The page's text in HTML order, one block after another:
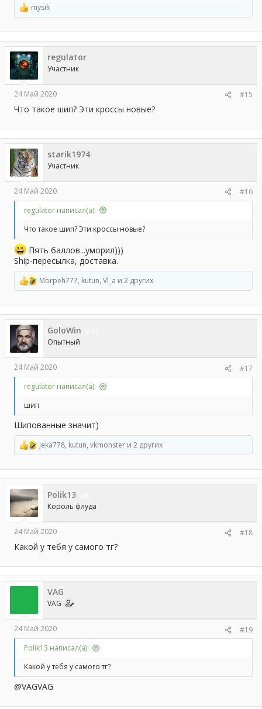
Р
е
а
к
ц
и
и
:
mysik
regulator
Участник
24 Май 2020 #15
Что такое шип? Эти кроссы новые?
starik1974
Участник
24 Май 2020
#16
regulator написал(а):
Что такое шип? Эти кроссы новые?
Пять баллов...уморил)))
Ship-пересылка, доставка.
Р
е
а
к
ц
и
и
:
Morpeh777, kutun, Vl_a и 2 других
GoloWin
Опытный
24 Май 2020
#17
regulator написал(а):
шип
Шипованные значит)
Р
е
а
к
ц
и
и
:
Jeka778, kutun, vkmonster и 2 других
Polik13
Король флуда
24 Май 2020 #18
Какой у тебя у самого тг?
VAG
VAG
24 Май 2020
#19
Polik13 написал(а):
Какой у тебя у самого тг?
@VAGVAG